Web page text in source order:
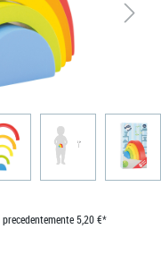
precedentemente 5,20 €*